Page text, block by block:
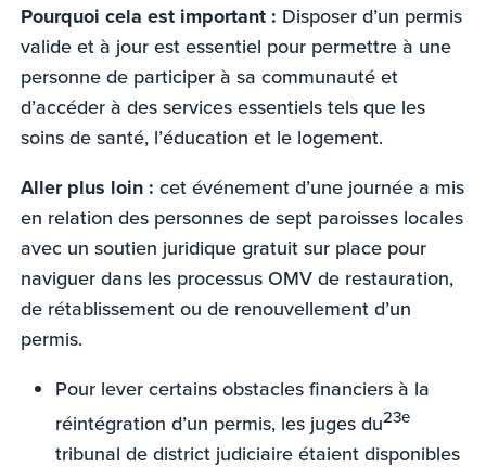
Pourquoi cela est important : Disposer d’un permis
valide et à jour est essentiel pour permettre à une
personne de participer à sa communauté et
d’accéder à des services essentiels tels que les
soins de santé, l’éducation et le logement.
Aller plus loin :cet événement d’une journée a mis
en relation des personnes de sept paroisses locales
avec un soutien juridique gratuit sur place pour
naviguer dans les processus OMV de restauration,
de rétablissement ou de renouvellement d’un
permis.
Pour lever certains obstacles financiers à la
réintégration d’un permis, les juges du23e
tribunal de district judiciaire étaient disponibles